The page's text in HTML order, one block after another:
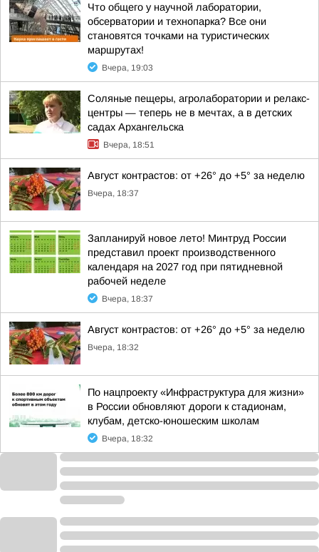
Что общего у научной лаборатории,
обсерватории и технопарка? Все они
становятся точками на туристических
маршрутах!
Вчера, 19:03
Соляные пещеры, агролаборатории и релакс-
центры — теперь не в мечтах, а в детских
садах Архангельска
Вчера, 18:51
Август контрастов: от +26° до +5° за неделю
Вчера, 18:37
Запланируй новое лето! Минтруд России
представил проект производственного
календаря на 2027 год при пятидневной
рабочей неделе
Вчера, 18:37
Август контрастов: от +26° до +5° за неделю
Вчера, 18:32
По нацпроекту «Инфраструктура для жизни»
в России обновляют дороги к стадионам,
клубам, детско-юношеским школам
Вчера, 18:32